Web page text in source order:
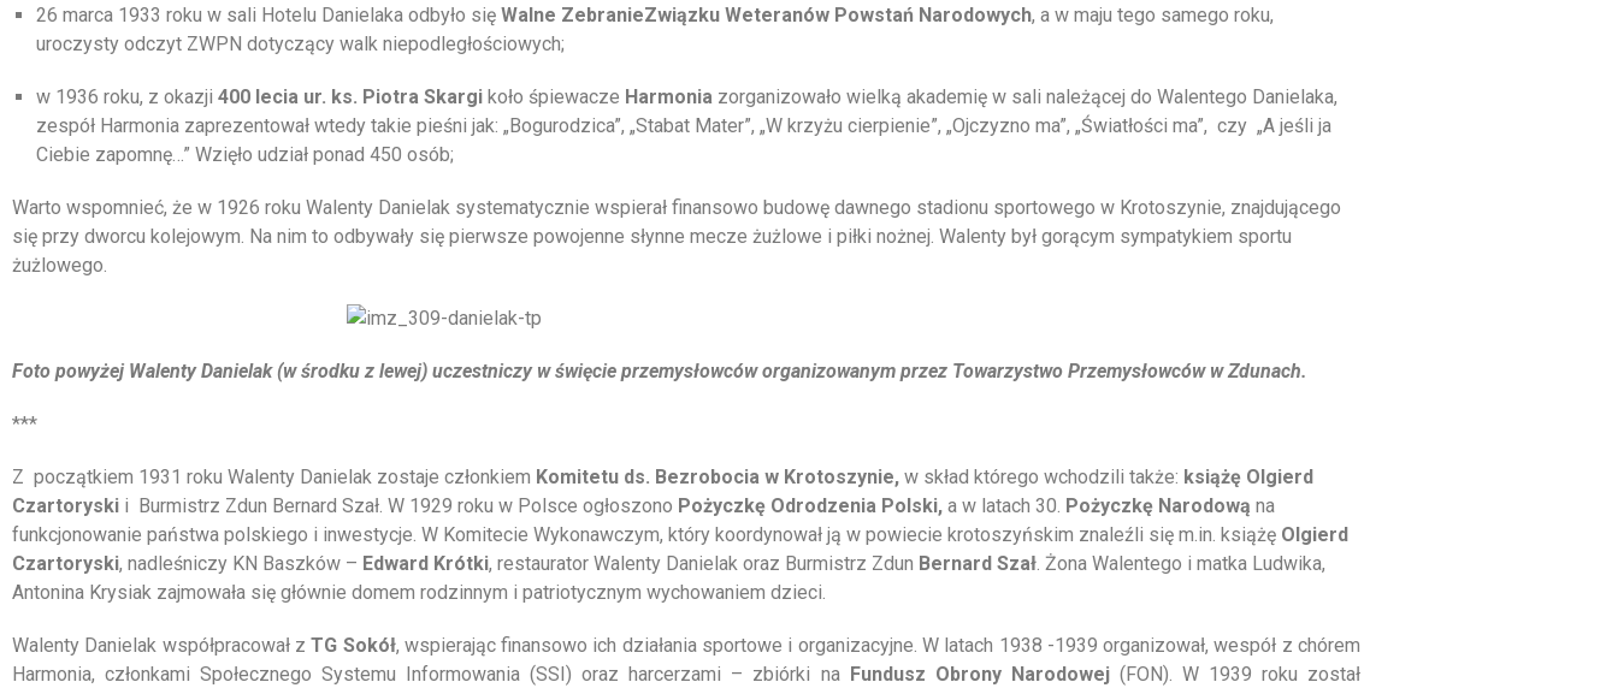
26 marca 1933 roku w sali Hotelu Danielaka odbyło się Walne ZebranieZwiązku Weteranów Powstań Narodowych, a w maju tego samego roku,
uroczysty odczyt ZWPN dotyczący walk niepodległościowych;
w 1936 roku, z okazji 400 lecia ur. ks. Piotra Skargi koło śpiewacze Harmonia zorganizowało wielką akademię w sali należącej do Walentego Danielaka,
zespół Harmonia zaprezentował wtedy takie pieśni jak: „Bogurodzica”, „Stabat Mater”, „W krzyżu cierpienie”, „Ojczyzno ma”, „Światłości ma”, czy „A jeśli ja
Ciebie zapomnę…” Wzięło udział ponad 450 osób;
Warto wspomnieć, że w 1926 roku Walenty Danielak systematycznie wspierał finansowo budowę dawnego stadionu sportowego w Krotoszynie, znajdującego
się przy dworcu kolejowym. Na nim to odbywały się pierwsze powojenne słynne mecze żużlowe i piłki nożnej. Walenty był gorącym sympatykiem sportu
żużlowego.
Foto powyżej Walenty Danielak (w środku z lewej) uczestniczy w święcie przemysłowców organizowanym przez Towarzystwo Przemysłowców w Zdunach.
***
Z początkiem 1931 roku Walenty Danielak zostaje członkiem Komitetu ds. Bezrobocia w Krotoszynie, w skład którego wchodzili także: książę Olgierd
Czartoryski i Burmistrz Zdun Bernard Szał. W 1929 roku w Polsce ogłoszono Pożyczkę Odrodzenia Polski, a w latach 30. Pożyczkę Narodową na
funkcjonowanie państwa polskiego i inwestycje. W Komitecie Wykonawczym, który koordynował ją w powiecie krotoszyńskim znaleźli się m.in. książę Olgierd
Czartoryski, nadleśniczy KN Baszków – Edward Krótki, restaurator Walenty Danielak oraz Burmistrz Zdun Bernard Szał . Żona Walentego i matka Ludwika,
Antonina Krysiak zajmowała się głównie domem rodzinnym i patriotycznym wychowaniem dzieci.
Walenty Danielak współpracował zTG Sokół, wspierając finansowo ich działania sportowe i organizacyjne. W latach 1938 -1939 organizował, wespół z chórem
Harmonia, członkami Społecznego Systemu Informowania (SSI) oraz harcerzami – zbiórki na Fundusz Obrony Narodowej(FON). W 1939 roku został